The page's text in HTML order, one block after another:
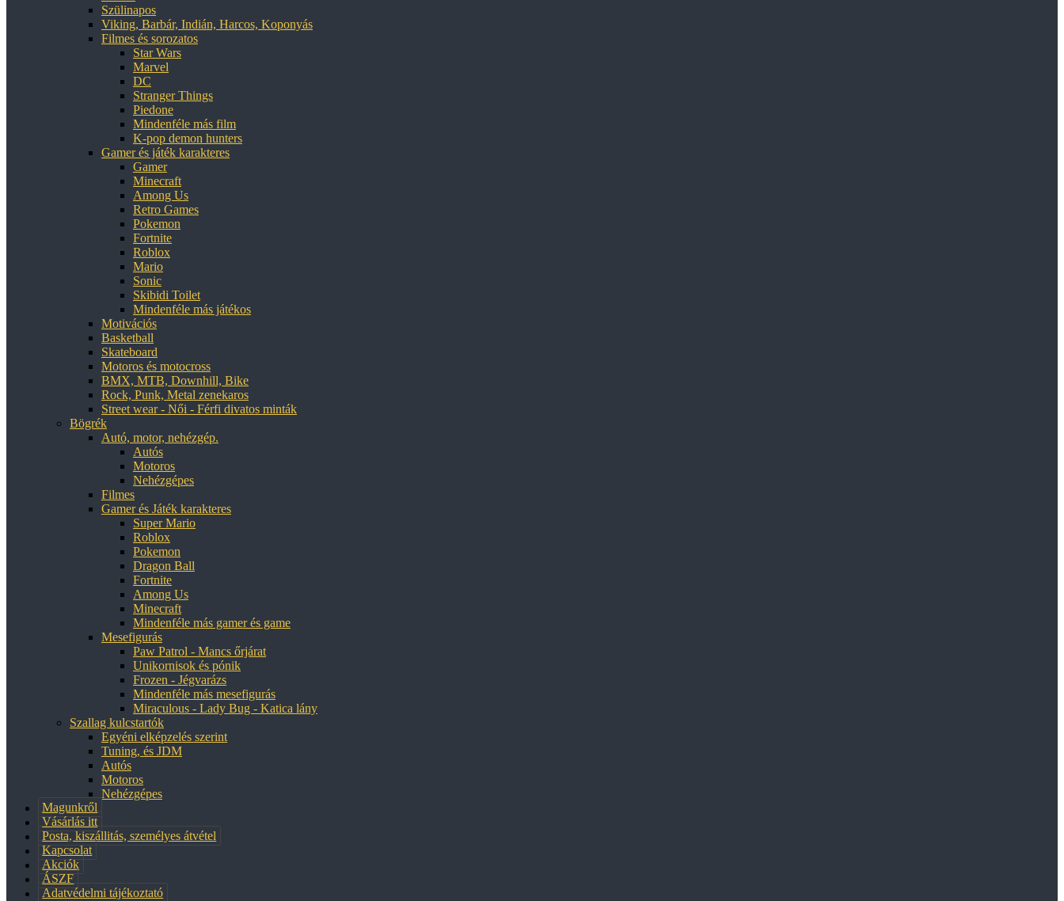
Szülinapos
Viking, Barbár, Indián, Harcos, Koponyás
Filmes és sorozatos
Star Wars
Marvel
DC
Stranger Things
Piedone
Mindenféle más film
K-pop demon hunters
Gamer és játék karakteres
Gamer
Minecraft
Among Us
Retro Games
Pokemon
Fortnite
Roblox
Mario
Sonic
Skibidi Toilet
Mindenféle más játékos
Motivációs
Basketball
Skateboard
Motoros és motocross
BMX, MTB, Downhill, Bike
Rock, Punk, Metal zenekaros
Street wear - Női - Férfi divatos minták
Bögrék
Autó, motor, nehézgép.
Autós
Motoros
Nehézgépes
Filmes
Gamer és Játék karakteres
Super Mario
Roblox
Pokemon
Dragon Ball
Fortnite
Among Us
Minecraft
Mindenféle más gamer és game
Mesefigurás
Paw Patrol - Mancs őrjárat
Unikornisok és pónik
Frozen - Jégvarázs
Mindenféle más mesefigurás
Miraculous - Lady Bug - Katica lány
Szallag kulcstartók
Egyéni elképzelés szerint
Tuning, és JDM
Autós
Motoros
Nehézgépes
Magunkről
Vásárlás itt
Posta, kiszállitás, személyes átvétel
Kapcsolat
Akciók
ÁSZF
Adatvédelmi tájékoztató